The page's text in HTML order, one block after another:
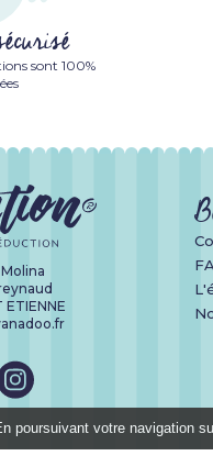
poursuivant votre navigation
sont 100%